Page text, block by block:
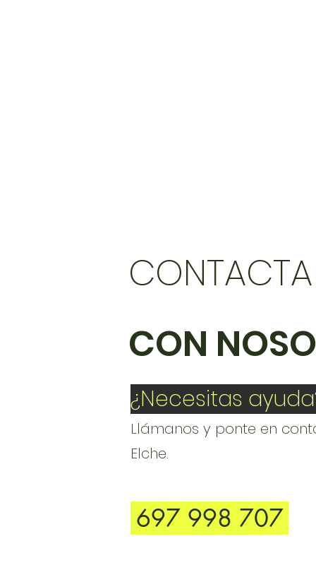
CONTACTA
CON
¿Necesitas
Llámanos y ponte en
Elche.
697 998 707